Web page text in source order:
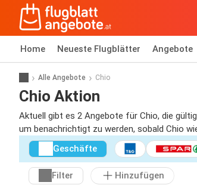
Home Neueste Flugblätter Angebote
Alle Angebote Chio
Chio Aktion
Aktuell gibt es 2 Angebote für Chio, die
um benachrichtigt zu werden, sobald Chio
Geschäfte
Filter
Hinzufügen